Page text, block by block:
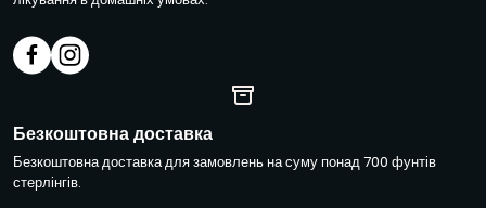
т
а
*
Е
л
е
к
Безкоштовна доставка
Безкоштовна доставка для замовлень на суму понад 700 фунтів
стерлінгів.